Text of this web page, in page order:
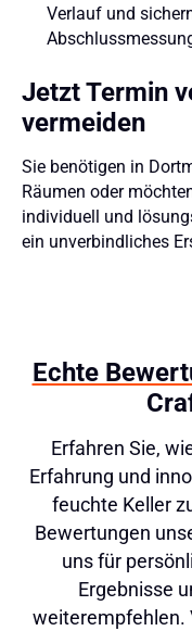
Verlauf und
Jetzt Termin
vermeiden
Sie benötigen in
Räumen oder
individuell und
ein unverbindliches
Echte
Erfahren Sie,
Erfahrung und
feuchte Keller
Bewertungen
uns für
Ergebnisse
weiterempfehlen.